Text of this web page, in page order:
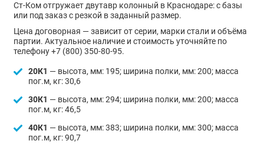
Ст-Ком отгружает двутавр колонный в Краснодаре: с базы
или под заказ с резкой в заданный размер.
Цена договорная — зависит от серии, марки стали и объёма
партии. Актуальное наличие и стоимость уточняйте по
телефону +7 (800) 350-80-95.
20К1 — высота, мм: 195; ширина полки, мм: 200; масса
пог.м, кг: 30,6
30К1 — высота, мм: 294; ширина полки, мм: 200; масса
пог.м, кг: 46,5
40К1 — высота, мм: 383; ширина полки, мм: 300; масса
пог.м, кг: 90,7